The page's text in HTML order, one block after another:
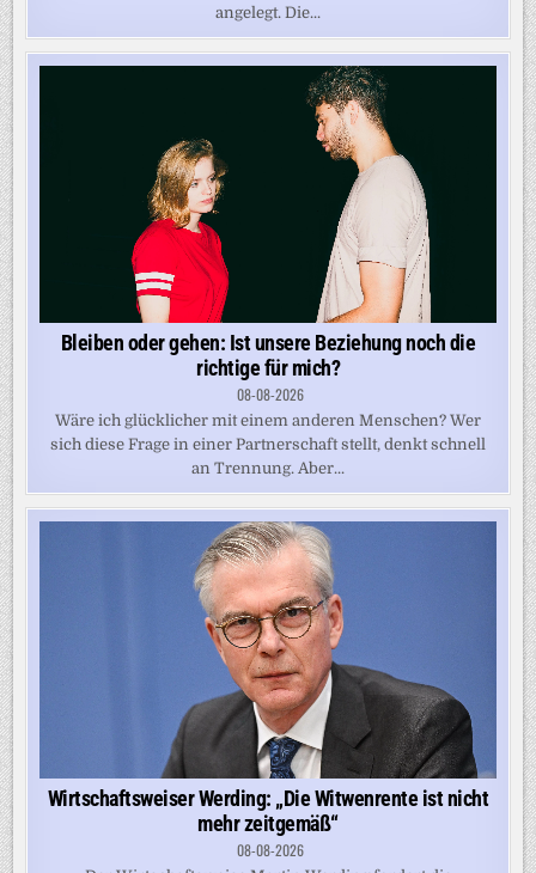
angelegt. Die...
Bleiben oder gehen: Ist unsere Beziehung noch die
richtige für mich?
08-08-2026
Wäre ich glücklicher mit einem anderen Menschen? Wer
sich diese Frage in einer Partnerschaft stellt, denkt schnell
an Trennung. Aber...
Wirtschaftsweiser Werding: „Die Witwenrente ist nicht
mehr zeitgemäß“
08-08-2026